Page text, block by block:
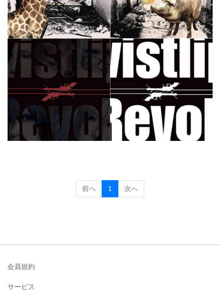
前へ 1 (current)
次へ
会員規約
サービス